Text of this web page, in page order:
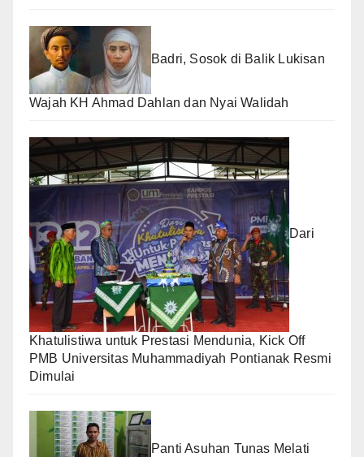
Badri, Sosok di Balik Lukisan
Wajah KH Ahmad Dahlan dan Nyai Walidah
Dari
Khatulistiwa untuk Prestasi Mendunia, Kick Off
PMB Universitas Muhammadiyah Pontianak Resmi
Dimulai
Panti Asuhan Tunas Melati